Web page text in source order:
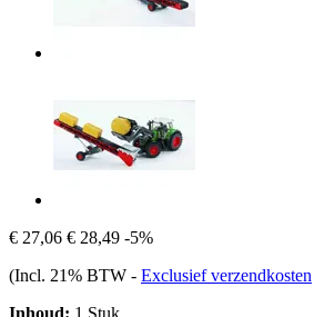
€ 27,06 € 28,49 -5%
(Incl. 21% BTW - Exclusief verzendkosten
Inhoud: 1 Stuk